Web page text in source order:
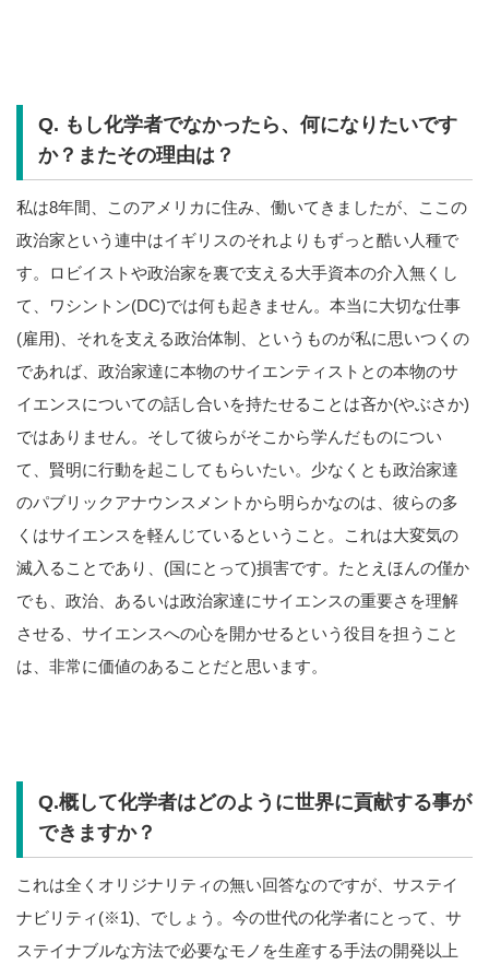
Q. もし化学者でなかったら、何になりたいです
か？またその理由は？
私は8年間、このアメリカに住み、働いてきましたが、ここの
政治家という連中はイギリスのそれよりもずっと酷い人種で
す。ロビイストや政治家を裏で支える大手資本の介入無くし
て、ワシントン(DC)では何も起きません。本当に大切な仕事
(雇用)、それを支える政治体制、というものが私に思いつくの
であれば、政治家達に本物のサイエンティストとの本物のサ
イエンスについての話し合いを持たせることは吝か(やぶさか)
ではありません。そして彼らがそこから学んだものについ
て、賢明に行動を起こしてもらいたい。少なくとも政治家達
のパブリックアナウンスメントから明らかなのは、彼らの多
くはサイエンスを軽んじているということ。これは大変気の
滅入ることであり、(国にとって)損害です。たとえほんの僅か
でも、政治、あるいは政治家達にサイエンスの重要さを理解
させる、サイエンスへの心を開かせるという役目を担うこと
は、非常に価値のあることだと思います。
Q.概して化学者はどのように世界に貢献する事が
できますか？
これは全くオリジナリティの無い回答なのですが、サステイ
ナビリティ(※1)、でしょう。今の世代の化学者にとって、サ
ステイナブルな方法で必要なモノを生産する手法の開発以上